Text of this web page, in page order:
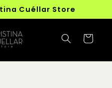
Cuéllar Store
Carrito